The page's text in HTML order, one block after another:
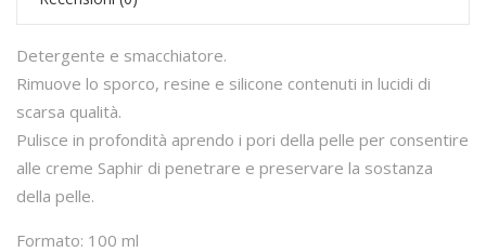
Detergente e smacchiatore.
Rimuove lo sporco, resine e silicone contenuti in lucidi di
scarsa qualità.
Pulisce in profondità aprendo i pori della pelle per consentire
alle creme Saphir di penetrare e preservare la sostanza
della pelle.
Formato: 100 ml